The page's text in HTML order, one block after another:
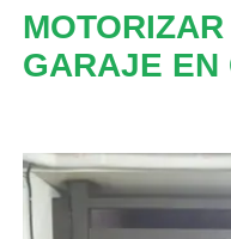
GARAJE EN